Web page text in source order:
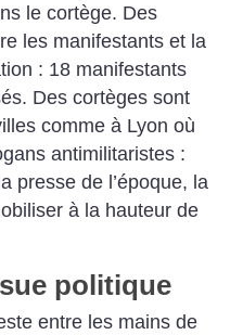
le cortège. Des
les manifestants et la
: 18 manifestants
Des cortèges sont
comme à Lyon où
antimilitaristes :
presse de l’époque, la
à la hauteur de
politique
entre les mains de